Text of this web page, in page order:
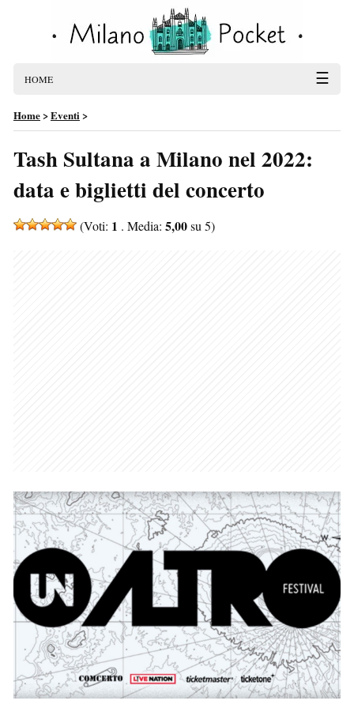
HOME ☰
Home>Eventi>
Tash Sultana a Milano nel 2022:
data e biglietti del concerto
(Voti: 1 . Media: 5,00su 5)